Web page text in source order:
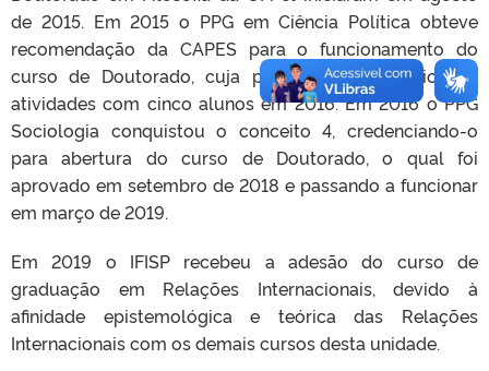
de 2015. Em 2015 o PPG em Ciência Política obteve
recomendação da CAPES para o funcionamento do
curso de Doutorado, cuja primeira turma iniciou as
atividades com cinco alunos em 2016. Em 2016 o PPG
Sociologia conquistou o conceito 4, credenciando-o
para abertura do curso de Doutorado, o qual foi
aprovado em setembro de 2018 e passando a funcionar
em março de 2019.
Em 2019 o IFISP recebeu a adesão do curso de
graduação em Relações Internacionais, devido à
afinidade epistemológica e teórica das Relações
Internacionais com os demais cursos desta unidade.